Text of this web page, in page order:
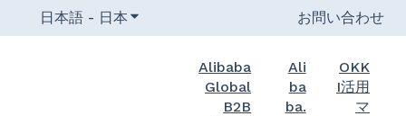
日本語 - 日本 翻訳のサブメニューを表示お問い合わせ
Alibaba
Global
B2B
Ali
ba
ba.
OKK
I活用
マ